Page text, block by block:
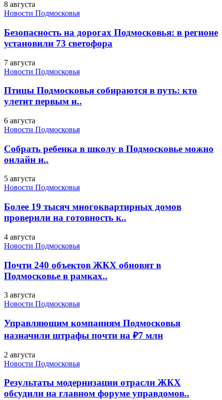
8 августа
Новости Подмосковья
Безопасность на дорогах Подмосковья: в регионе
установили 73 светофора
7 августа
Новости Подмосковья
Птицы Подмосковья собираются в путь: кто
улетит первым и..
6 августа
Новости Подмосковья
Собрать ребенка в школу в Подмосковье можно
онлайн и..
5 августа
Новости Подмосковья
Более 19 тысяч многоквартирных домов
проверили на готовность к..
4 августа
Новости Подмосковья
Почти 240 объектов ЖКХ обновят в
Подмосковье в рамках..
3 августа
Новости Подмосковья
Управляющим компаниям Подмосковья
назначили штрафы почти на ₽7 млн
2 августа
Новости Подмосковья
Результаты модернизации отрасли ЖКХ
обсудили на главном форуме управдомов..